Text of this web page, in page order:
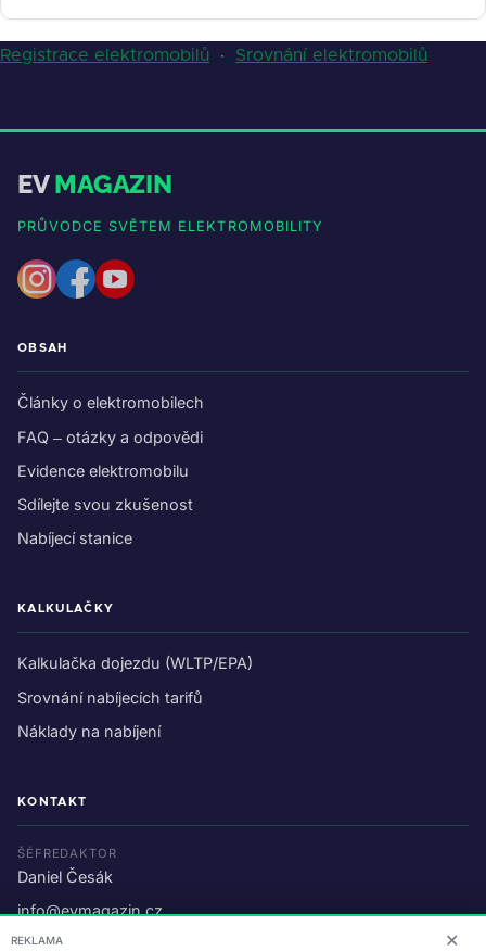
Registrace elektromobilů · Srovnání elektromobilů
EVMAGAZIN
PRŮVODCE SVĚTEM ELEKTROMOBILITY
OBSAH
Články o elektromobilech
FAQ – otázky a odpovědi
Evidence elektromobilu
Sdílejte svou zkušenost
Nabíjecí stanice
KALKULAČKY
Kalkulačka dojezdu (WLTP/EPA)
Srovnání nabíjecích tarifů
Náklady na nabíjení
KONTAKT
ŠÉFREDAKTOR
Daniel Česák
info@evmagazin.cz
O nás
REKLAMA ✕